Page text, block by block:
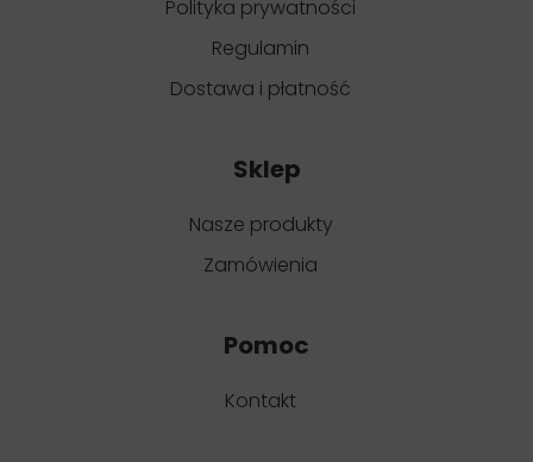
Polityka prywatności
Regulamin
Dostawa i płatność
Sklep
Nasze produkty
Zamówienia
Pomoc
Kontakt